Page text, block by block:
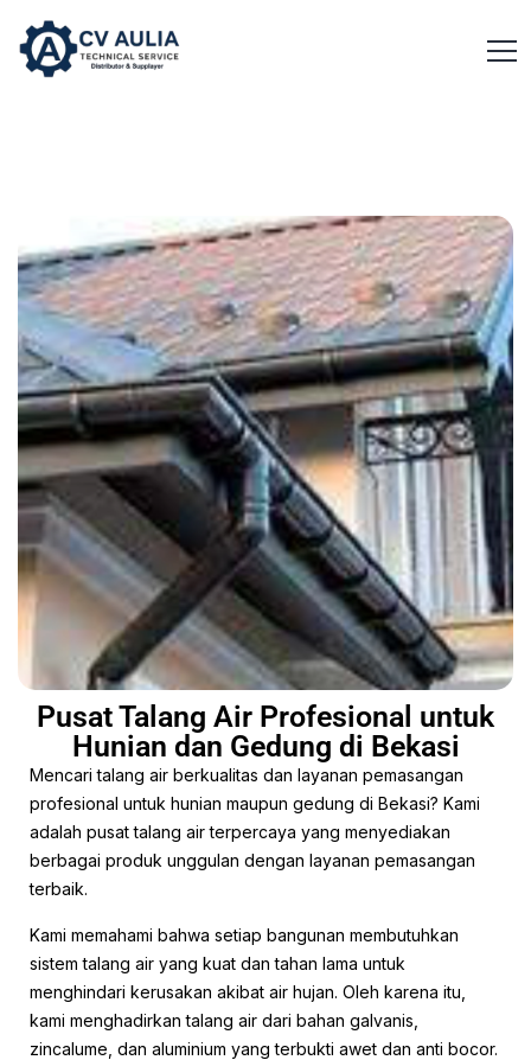
Pusat Talang Air Profesional untuk
Hunian dan Gedung di Bekasi
Mencari talang air berkualitas dan layanan pemasangan
profesional untuk hunian maupun gedung di Bekasi? Kami
adalah pusat talang air terpercaya yang menyediakan
berbagai produk unggulan dengan layanan pemasangan
terbaik.
Kami memahami bahwa setiap bangunan membutuhkan
sistem talang air yang kuat dan tahan lama untuk
menghindari kerusakan akibat air hujan. Oleh karena itu,
kami menghadirkan talang air dari bahan galvanis,
zincalume, dan aluminium yang terbukti awet dan anti bocor.